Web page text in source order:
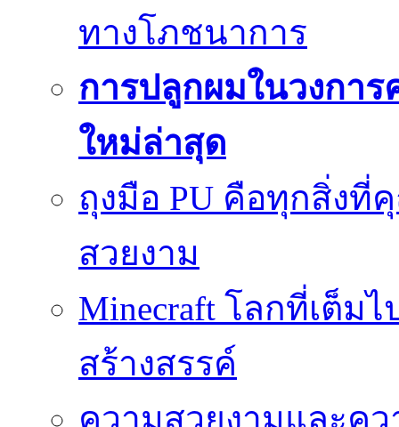
ทางโภชนาการ
การปลูกผมในวงกา
ใหม่ล่าสุด
ถุงมือ PU คือทุกสิ่งที่
สวยงาม
Minecraft โลกที่เต็ม
สร้างสรรค์
ความสวยงามและค